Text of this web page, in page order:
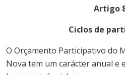
Artigo
Ciclos de
O Orçamento Participativo do
Nova tem um carácter anual e